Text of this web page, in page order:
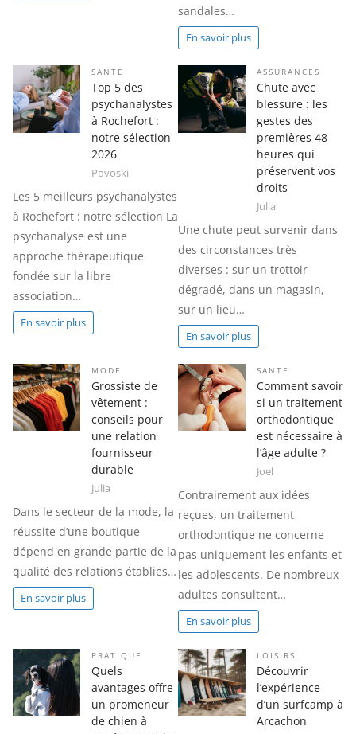
sandales…
En savoir plus
SANTE
Top 5 des
psychanalystes
à Rochefort :
notre sélection
2026
Povoski
Les 5 meilleurs psychanalystes
à Rochefort : notre sélection La
psychanalyse est une
approche thérapeutique
fondée sur la libre
association…
En savoir plus
ASSURANCES
Chute avec
blessure : les
gestes des
premières 48
heures qui
préservent vos
droits
Julia
Une chute peut survenir dans
des circonstances très
diverses : sur un trottoir
dégradé, dans un magasin,
sur un lieu…
En savoir plus
MODE
Grossiste de
vêtement :
conseils pour
une relation
fournisseur
durable
Julia
Dans le secteur de la mode, la
réussite d’une boutique
dépend en grande partie de la
qualité des relations établies…
En savoir plus
SANTE
Comment savoir
si un traitement
orthodontique
est nécessaire à
l’âge adulte ?
Joel
Contrairement aux idées
reçues, un traitement
orthodontique ne concerne
pas uniquement les enfants et
les adolescents. De nombreux
adultes consultent…
En savoir plus
PRATIQUE
Quels
avantages offre
un promeneur
de chien à
LOISIRS
Découvrir
l’expérience
d’un surfcamp à
Arcachon